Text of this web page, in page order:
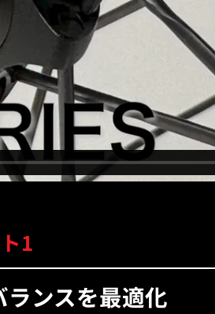
1
ンスを最適化